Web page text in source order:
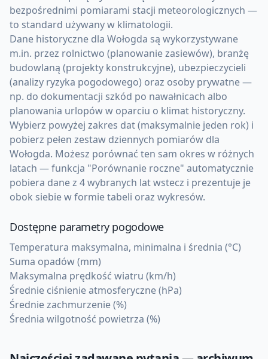
bezpośrednimi pomiarami stacji meteorologicznych —
to standard używany w klimatologii.
Dane historyczne dla Wołogda są wykorzystywane
m.in. przez rolnictwo (planowanie zasiewów), branżę
budowlaną (projekty konstrukcyjne), ubezpieczycieli
(analizy ryzyka pogodowego) oraz osoby prywatne —
np. do dokumentacji szkód po nawałnicach albo
planowania urlopów w oparciu o klimat historyczny.
Wybierz powyżej zakres dat (maksymalnie jeden rok) i
pobierz pełen zestaw dziennych pomiarów dla
Wołogda. Możesz porównać ten sam okres w różnych
latach — funkcja "Porównanie roczne" automatycznie
pobiera dane z 4 wybranych lat wstecz i prezentuje je
obok siebie w formie tabeli oraz wykresów.
Dostępne parametry pogodowe
Temperatura maksymalna, minimalna i średnia (°C)
Suma opadów (mm)
Maksymalna prędkość wiatru (km/h)
Średnie ciśnienie atmosferyczne (hPa)
Średnie zachmurzenie (%)
Średnia wilgotność powietrza (%)